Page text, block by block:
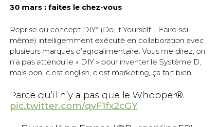
30 mars : faites le chez-vous
Reprise du concept DIY* (Do It Yourself – Faire soi-
même) intelligemment exécuté en collaboration avec
plusieurs marques d’agroalimentaire. Vous me direz, on
n’a pas attendu le « DIY » pour inventer le Système D,
mais bon, c’est english, c’est marketing, ça fait bien.
Parce qu’il n’y a pas que le Whopper®.
pic.twitter.com/qvF1fx2cGY